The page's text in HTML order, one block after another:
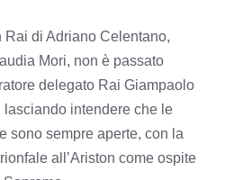
Rai di Adriano Celentano,
Mori, non è passato
delegato Rai Giampaolo
lasciando intendere che le
sono sempre aperte, con la
all’Ariston come ospite